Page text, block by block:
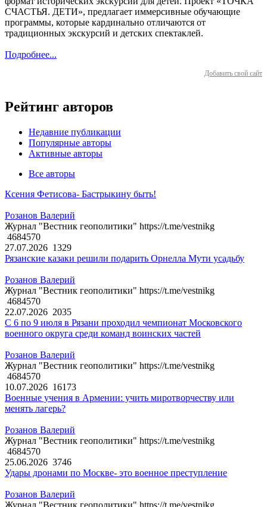
СЧАСТЬЯ. ДЕТИ», предлагает иммерсивные обучающие
программы, которые кардинально отличаются от
традиционных экскурсий и детских спектаклей.
Подробнее...
Добавить свой сайт
Рейтинг авторов
Недавние публикации
Популярные авторы
Активные авторы
Все авторы
Ксения Фетисова- Бастрыкину быть!
Розанов Валерий
Журнал "Вестник геополитики" https://t.me/vestnikg
4684570
27.07.2026 1329
Рязанские казаки решили подарить Орнелла Мути усадьбу
Розанов Валерий
Журнал "Вестник геополитики" https://t.me/vestnikg
4684570
22.07.2026 2035
С 6 по 9 июля в Рязани проходил чемпионат Московского
военного округа среди команд воинских частей
Розанов Валерий
Журнал "Вестник геополитики" https://t.me/vestnikg
4684570
10.07.2026 16173
Военные учения в Армении: учить миротворчеству или
менять лагерь?
Розанов Валерий
Журнал "Вестник геополитики" https://t.me/vestnikg
4684570
25.06.2026 3746
Удары дронами по Москве- это военное преступление
Розанов Валерий